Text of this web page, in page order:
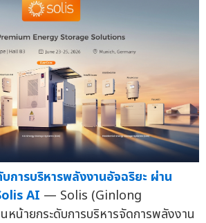
การบริหารพลังงานอัจฉริยะ ผ่าน
AI — Solis (Ginlong
น้ายกระดับการบริหารจัดการพลังงาน